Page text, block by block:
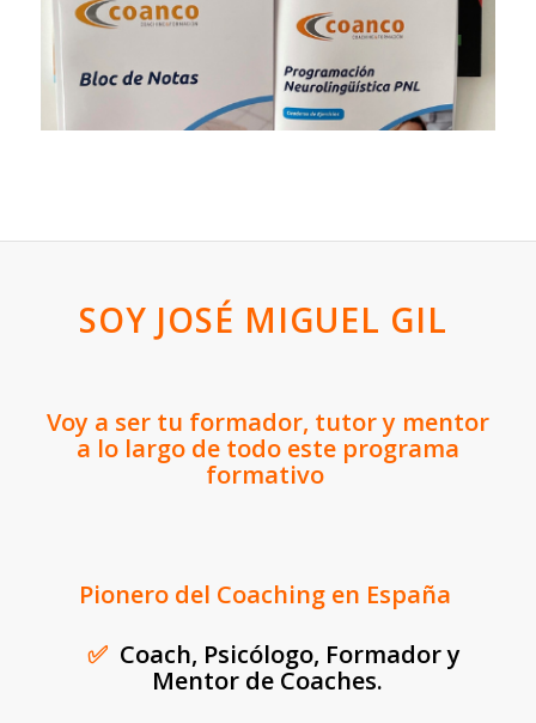
SOY JOSÉ MIGUEL GIL
Voy a ser tu formador, tutor y mentor
a lo largo de todo este programa
formativo
Pionero del Coaching en España
✅ Coach, Psicólogo, Formador y
Mentor de Coaches.